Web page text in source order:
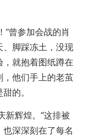
”曾参加会战的肖
脚踩冻土，没现
就抱着图纸蹲在
他们手上的老茧
的。
新辉煌。”这排被
深深刻在了每名